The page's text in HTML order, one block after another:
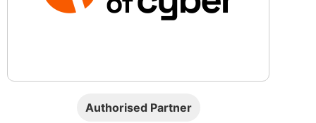
Authorised Partner